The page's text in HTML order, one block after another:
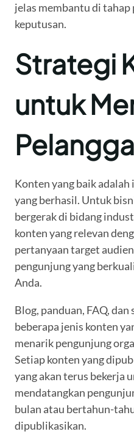
jelas membantu di tahap
keputusan.
Strategi
untuk
Konten yang baik
yang berhasil. Untuk
bergerak di bidang
konten yang relevan
pertanyaan target
pengunjung yang
Anda.
Blog, panduan, FAQ,
beberapa jenis konten
menarik pengunjung
Setiap konten yang
yang akan terus bekerja
mendatangkan
bulan atau bertahun-
dipublikasikan.